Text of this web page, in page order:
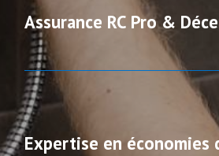
Assurance RC Pro &
Expertise en économies